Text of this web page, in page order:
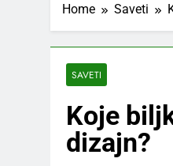
Home Saveti
SAVETI
Koje
dizajn?